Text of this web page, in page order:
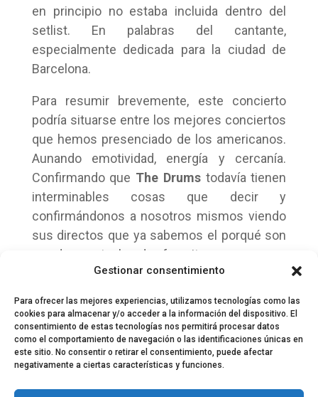
Gestionar consentimiento
Para ofrecer las mejores experiencias, utilizamos tecnologías como las
cookies para almacenar y/o acceder a la información del dispositivo. El
consentimiento de estas tecnologías nos permitirá procesar datos
como el comportamiento de navegación o las identificaciones únicas en
este sitio. No consentir o retirar el consentimiento, puede afectar
negativamente a ciertas características y funciones.
en principio no estaba incluida dentro del
setlist. En palabras del cantante,
especialmente dedicada para la ciudad de
Barcelona.
Para resumir brevemente, este concierto
podría situarse entre los mejores conciertos
que hemos presenciado de los americanos.
Aunando emotividad, energía y cercanía.
Confirmando que The Drumstodavía tienen
interminables cosas que decir y
confirmándonos a nosotros mismos viendo
sus directos que ya sabemos el porqué son
una de nuestra bandas favoritas.